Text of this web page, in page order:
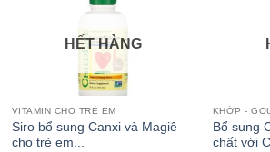
HẾT HÀNG
VITAMIN CHO TRẺ EM
Siro bổ sung Canxi và Magiê
cho trẻ em...
KHỚP -
Bổ sung
chất với